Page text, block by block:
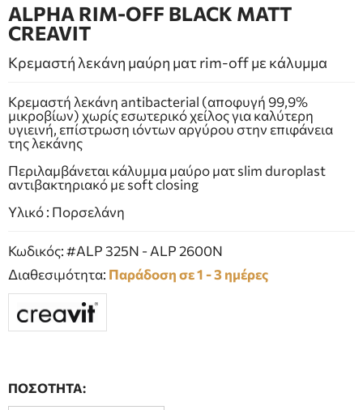
ALPHA RIM-OFF BLACK MATT
CREAVIT
Κρεμαστή λεκάνη μαύρη ματ rim-off με κάλυμμα
Κρεμαστή λεκάνη antibacterial (αποφυγή 99,9%
μικροβίων) χωρίς εσωτερικό χείλος για καλύτερη
υγιεινή, επίστρωση ιόντων αργύρου στην επιφάνεια
της λεκάνης
Περιλαμβάνεται κάλυμμα μαύρο ματ slim duroplast
αντιβακτηριακό με soft closing
Υλικό : Πορσελάνη
Κωδικός: #ALP 325N - ALP 2600N
Διαθεσιμότητα: Παράδοση σε 1 - 3 ημέρες
ΠΟΣΟΤΗΤΑ: